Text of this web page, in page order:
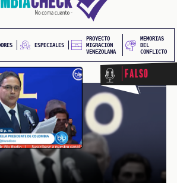
ESPECIALES
PROYECTO
MIGRACIÓN
VENEZOLANA
MEMORIAS
DEL
CONFLICTO
Falso